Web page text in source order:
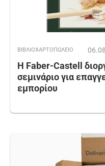
ΒΙΒΛΙΟΧΑΡΤΟΠΩΛΕΙΟ
Η Faber-Castell
σεμινάριο για
εμπορίου